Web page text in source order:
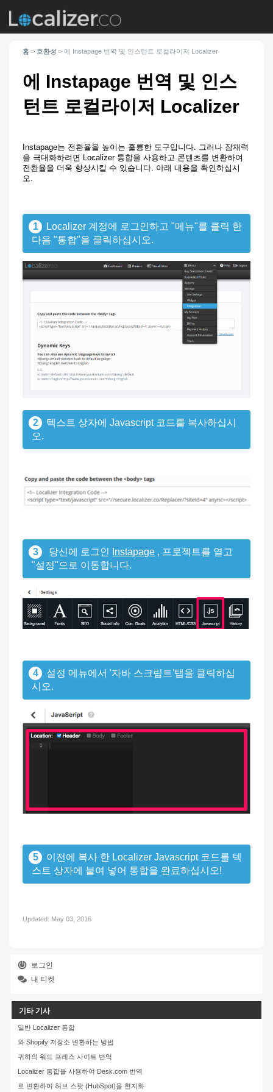
홈 > 호환성 > 에 Instapage 번역 및 인스턴트 로컬라이저 Localizer
에 Instapage 번역 및 인스
턴트 로컬라이저 Localizer
Instapage는 전환율을 높이는 훌륭한 도구입니다. 그러나 잠재력
을 극대화하려면 Localizer 통합을 사용하고 콘텐츠를 변환하여
전환율을 더욱 향상시킬 수 있습니다. 아래 내용을 확인하십시
오.
1
Localizer 계정에 로그인하고 "메뉴"를 클릭 한
다음 "통합"을 클릭하십시오.
2
텍스트 상자에 Javascript 코드를 복사하십시
오.
3 당신에 로그인 Instapage , 프로젝트를 열고
"설정"으로 이동합니다.
4
설정 메뉴에서 '자바 스크립트'탭을 클릭하십
시오.
5
이전에 복사 한 Localizer Javascript 코드를 텍
스트 상자에 붙여 넣어 통합을 완료하십시오!
Updated: May 03, 2016
로그인
내 티켓
기타 기사
일반 Localizer 통합
와 Shopify 저장소 변환하는 방법
귀하의 워드 프레스 사이트 번역
Localizer 통합을 사용하여 Desk.com 번역
로 변환하여 허브 스팟 (HubSpot)을 현지화